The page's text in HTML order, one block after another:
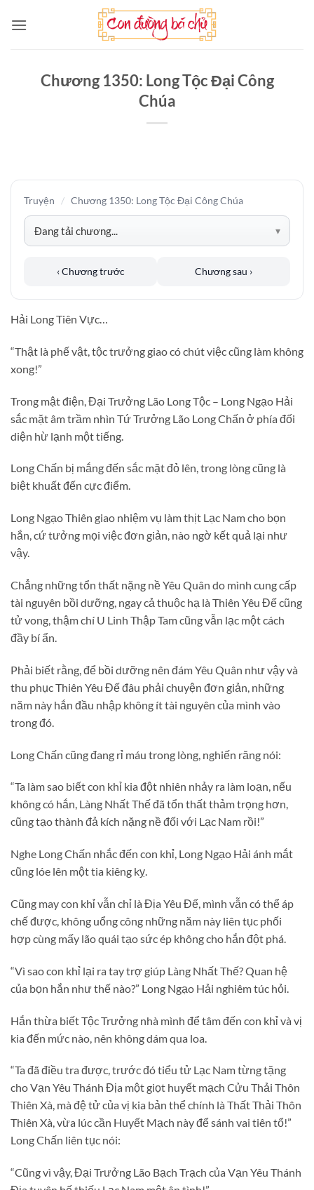
qua
Chương 1350: Long Tộc Đại Công
Chúa
Truyện / Chương 1350: Long Tộc Đại Công Chúa
‹ Chương trước Chương sau ›
Hải Long Tiên Vực…
“Thật là phế vật, tộc trưởng giao có chút việc cũng làm không
xong!”
Trong mật điện, Đại Trưởng Lão Long Tộc – Long Ngạo Hải
sắc mặt âm trầm nhìn Tứ Trưởng Lão Long Chấn ở phía đối
diện hừ lạnh một tiếng.
Long Chấn bị mắng đến sắc mặt đỏ lên, trong lòng cũng là
biệt khuất đến cực điểm.
Long Ngạo Thiên giao nhiệm vụ làm thịt Lạc Nam cho bọn
hắn, cứ tưởng mọi việc đơn giản, nào ngờ kết quả lại như
vậy.
Chẳng những tổn thất nặng nề Yêu Quân do mình cung cấp
tài nguyên bồi dưỡng, ngay cả thuộc hạ là Thiên Yêu Đế cũng
tử vong, thậm chí U Linh Thập Tam cũng vẫn lạc một cách
đầy bí ẩn.
Phải biết rằng, để bồi dưỡng nên đám Yêu Quân như vậy và
thu phục Thiên Yêu Đế đâu phải chuyện đơn giản, những
năm này hắn đầu nhập không ít tài nguyên của mình vào
trong đó.
Long Chấn cũng đang rỉ máu trong lòng, nghiến răng nói:
“Ta làm sao biết con khỉ kia đột nhiên nhảy ra làm loạn, nếu
không có hắn, Làng Nhất Thế đã tổn thất thảm trọng hơn,
cũng tạo thành đả kích nặng nề đối với Lạc Nam rồi!”
Nghe Long Chấn nhắc đến con khỉ, Long Ngạo Hải ánh mắt
cũng lóe lên một tia kiêng kỵ.
Cũng may con khỉ vẫn chỉ là Địa Yêu Đế, mình vẫn có thể áp
chế được, không uổng công những năm này liên tục phối
hợp cùng mấy lão quái tạo sức ép không cho hắn đột phá.
“Vì sao con khỉ lại ra tay trợ giúp Làng Nhất Thế? Quan hệ
của bọn hắn như thế nào?” Long Ngạo Hải nghiêm túc hỏi.
Hắn thừa biết Tộc Trưởng nhà mình để tâm đến con khỉ và vị
kia đến mức nào, nên không dám qua loa.
“Ta đã điều tra được, trước đó tiểu tử Lạc Nam từng tặng
cho Vạn Yêu Thánh Địa một giọt huyết mạch Cửu Thải Thôn
Thiên Xà, mà đệ tử của vị kia bản thể chính là Thất Thải Thôn
Thiên Xà, vừa lúc cần Huyết Mạch này để sánh vai tiên tổ!”
Long Chấn liên tục nói:
“Cũng vì vậy, Đại Trưởng Lão Bạch Trạch của Vạn Yêu Thánh